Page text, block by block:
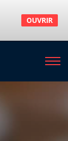
OUVRIR